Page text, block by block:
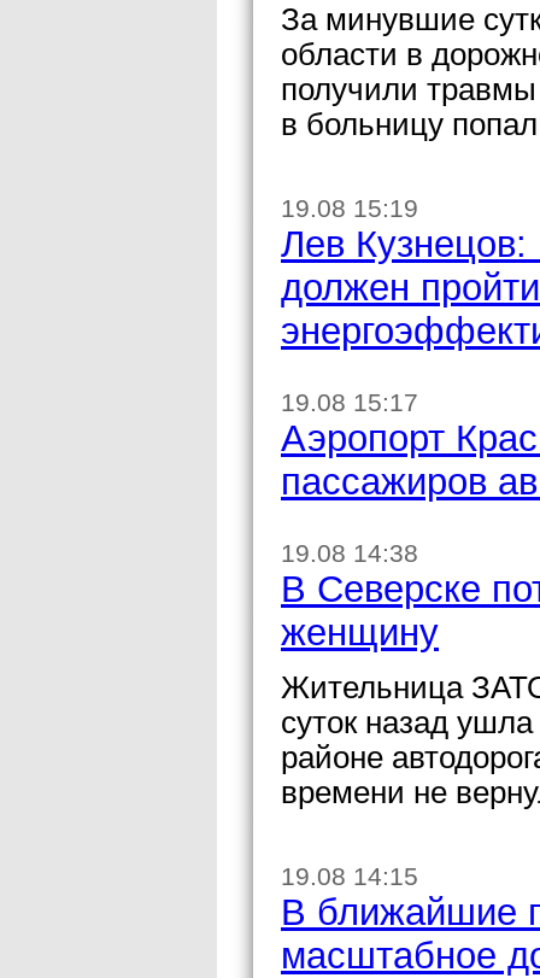
За минувшие
области в
получили травмы
в больницу
19.08 15:19
Лев Кузнецов:
должен
19.08 15:17
Аэропорт
пассажиров
19.08 14:38
В Северске
женщину
Жительница
суток назад
районе
времени не
19.08 14:15
В ближайшие
масштабное